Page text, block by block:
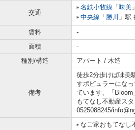
交通
名鉄小牧線 「 味美
中央線 「 勝川 」駅
賃料 -
面積
-
種別/構造
アパート / 木造
備考
徒歩2分歩けば味美
すポピュラーにな
ています。「
もてなし不動産ス
0525088245/
なご家おもてなし